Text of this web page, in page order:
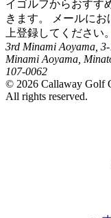
イゴルフからおすす
きます。 メールに
上登録してください。
3rd Minami Aoyama,
Minami Aoyama,
107-0062
© 2026 Callaway Golf
All rights reserved.